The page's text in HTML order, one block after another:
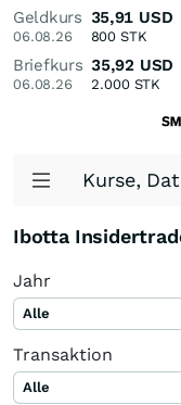
Geldkurs
06.08.26
35,91 USD
800 STK
Briefkurs
06.08.26
35,92 USD
2.000STK
Kurse,
Ibotta
Jahr
Alle
Transaktion
Alle